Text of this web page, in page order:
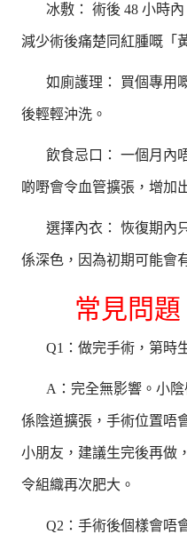
冰敷： 術後 48 小時
減少術後痛楚同紅腫嘅「
如廁護理： 買個專用
後輕輕沖洗。
飲食忌口： 一個月內
啲嘢會令血管擴張，增加
選擇內衣： 恢復期內
係深色，因為初期可能會
常見問題
Q1：做完手術，第時
A：完全無影響。小
係陰道擴張，手術位置唔
小朋友，建議生完後再做
令組織再次肥大。
Q2：手術後個樣會唔